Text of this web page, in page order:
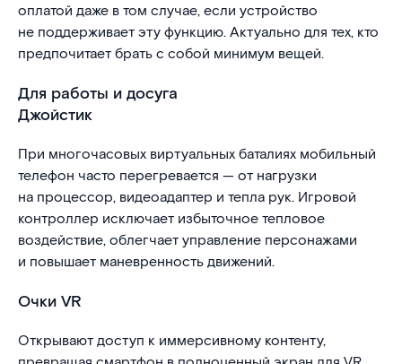
оплатой даже в том случае, если устройство
не поддерживает эту функцию. Актуально для тех, кто
предпочитает брать с собой минимум вещей.
Для работы и досуга
Джойстик
При многочасовых виртуальных баталиях мобильный
телефон часто перегревается — от нагрузки
на процессор, видеоадаптер и тепла рук. Игровой
контроллер исключает избыточное тепловое
воздействие, облегчает управление персонажами
и повышает маневренность движений.
Очки VR
Открывают доступ к иммерсивному контенту,